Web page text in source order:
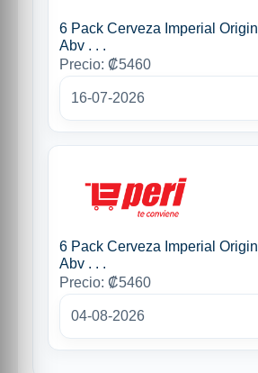
6 Pack Cerveza Imperial
Abv . . .
Precio: ₡5460
16-07-2026
6 Pack Cerveza Imperial
Abv . . .
Precio: ₡5460
04-08-2026